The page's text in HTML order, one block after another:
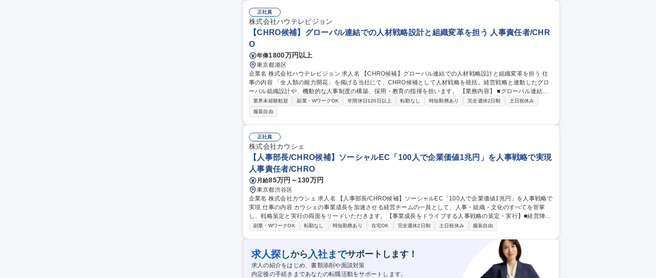
正社員
株式会社ハウテレビジョン
【CHRO候補】グローバル連結での人材戦略設計と組織変革を担う 人事責任者/CHR
O
年俸1800万円以上
東京都港区
企業名 株式会社ハウテレビジョン 求人名 【CHRO候補】グローバル連結での人材戦略設計と組織変革を担う 仕
事の内容 「全人類の能力開花」を掲げる当社にて、CHRO候補として人材戦略を統括。経営戦略と連動したグロ
ーバル組織設計や、機動的な人事制度の構築、採用・教育の指揮を担います。 【業務内容】 ■グローバル連結で
の人材戦略・供給網の構築 ■経営戦略連動型の人事制度設計と運用 ■戦略的採用計画の策定および実行監督 ■次世
代リーダー育成プログラムの開発 ■人材戦略室のマネジメント 【仕事の魅力】急成長するテック企業の経営陣と
して、グローバル展開やM&Aを支える組織基盤を自ら構築し、企業価値向上に直結する貢献が可能です。 募集職
種 【CHRO候補】グローバル連結での人材戦略設計と組織変革を担う
業界未経験歓迎 副業・WワークOK 年間休日120日以上 転勤なし 時短勤務あり 完全週休2日制
土日祝休み
服装自由
正社員
株式会社カウシェ
【人事部長/CHRO候補】ソーシャルEC「100人で企業価値1兆円」を人事戦略で実現
人事責任者/CHRO
月給85万円～130万円
東京都渋谷区
企業名 株式会社カウシェ 求人名 【人事部長/CHRO候補】ソーシャルEC「100人で企業価値1兆円」を人事戦略で
実現 仕事の内容 カウシェの事業成長を加速させる経営チームの一員として、人事・組織・文化のすべてを管掌
し、戦略策定と実行の両面をリードいただきます。【事業成長をドライブする人事戦略の策定・実行】■経営陣と
連携し、事業 計画に基づいた中長期的な組織・人員計画を策定 ■経営方針や事業戦略を踏まえた人事制度の設計
プの企画など） 等 【唯一無二の組織文化とエンゲージメントの醸成】■MVVを体現する組織文化をデザインし、
全社への浸透をリード ■高いエンゲージメントとパフォーマンスを両立させる組織開発戦略を策定・実行 等 募集
職種 【人事部長/CHRO候補】ソーシャルEC「100人で企業価値1兆円」を人事戦略で実現
副業・WワークOK 転勤なし 時短勤務あり 在宅OK 完全週休2日制 土日祝休み 服装自由
求人探しから 入社までサポートします！
求人の紹介をはじめ、書類添削や面談対策
内定後の手続きまであなたの転職活動をサポートします。